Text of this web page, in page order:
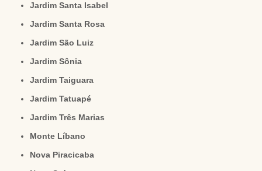
Jardim Santa Isabel
Jardim Santa Rosa
Jardim São Luiz
Jardim Sônia
Jardim Taiguara
Jardim Tatuapé
Jardim Três Marias
Monte Líbano
Nova Piracicaba